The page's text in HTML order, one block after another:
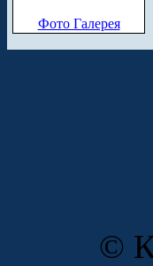
Фото Галерея
©